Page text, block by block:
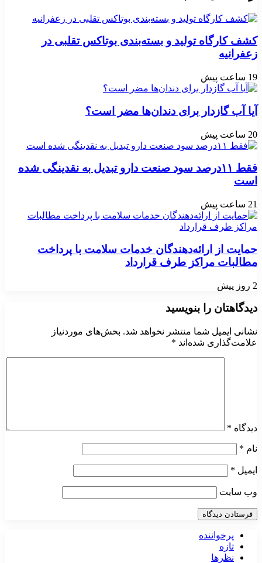
کشف کارگاه تولید و بسته‌بندی بوتاکس تقلبی در
زعفرانیه
19 ساعت پیش
آیا آب گازدار برای دندان‌ها مضر است؟
20 ساعت پیش
فقط ۱۱‌درصد سود صنعت دارو تبدیل به نقدینگی شده
است
21 ساعت پیش
حمایت از ارائه‌دهندگان خدمات سلامت با پرداخت
مطالبات مراکز طرف قرارداد
2 روز پیش
دیدگاهتان را بنویسید
نشانی ایمیل شما منتشر نخواهد شد. بخش‌های موردنیاز
علامت‌گذاری شده‌اند *
دیدگاه *
نام *
ایمیل *
وب‌ سایت
پرخواننده
تازه
نظرها